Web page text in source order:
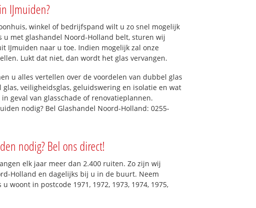
IJmuiden?
winkel of bedrijfspand wilt u zo snel mogelijk
u met glashandel Noord-Holland belt, sturen wij
IJmuiden naar u toe. Indien mogelijk zal onze
Lukt dat niet, dan wordt het glas vervangen.
u alles vertellen over de voordelen van dubbel glas
glas, veiligheidsglas, geluidswering en isolatie en wat
geval van glasschade of renovatieplannen.
nodig? Bel Glashandel Noord-Holland: 0255-
nodig? Bel ons direct!
elk jaar meer dan 2.400 ruiten. Zo zijn wij
Holland en dagelijks bij u in de buurt. Neem
woont in postcode 1971, 1972, 1973, 1974, 1975,